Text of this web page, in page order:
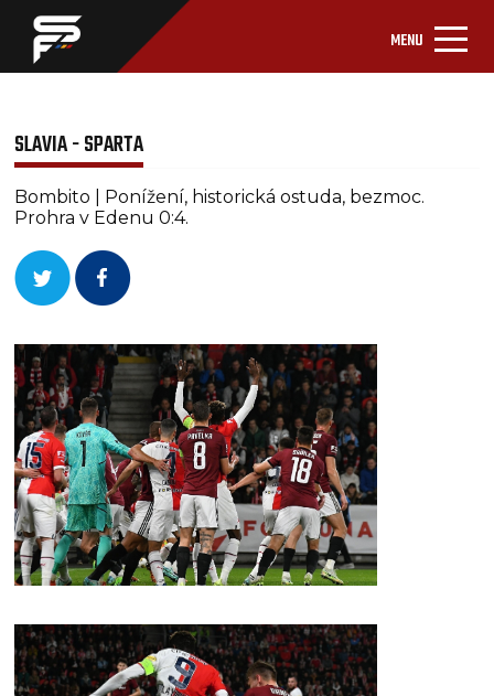
MENU
SLAVIA - SPARTA
Bombito | Ponížení, historická ostuda, bezmoc.
Prohra v Edenu 0:4.